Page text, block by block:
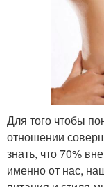
Живот для
снижения
Упражнение
плоского
Для того чтобы
отношении
знать, что 70%
именно от нас,